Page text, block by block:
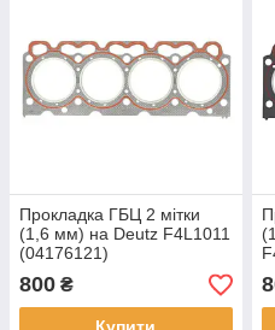
Прокладка ГБЦ 2 мітки
(1,6 мм) на Deutz F4L1011
(04176121)
800 ₴